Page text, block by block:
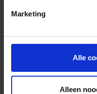
Marketing
Alle
Alleen